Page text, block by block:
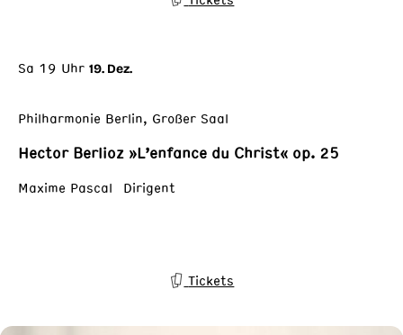
Sa 19 Uhr 19. Dez.
Philharmonie Berlin, Großer Saal
Hector Berlioz »L’enfance du Christ« op. 25
Maxime Pascal Dirigent
Tickets